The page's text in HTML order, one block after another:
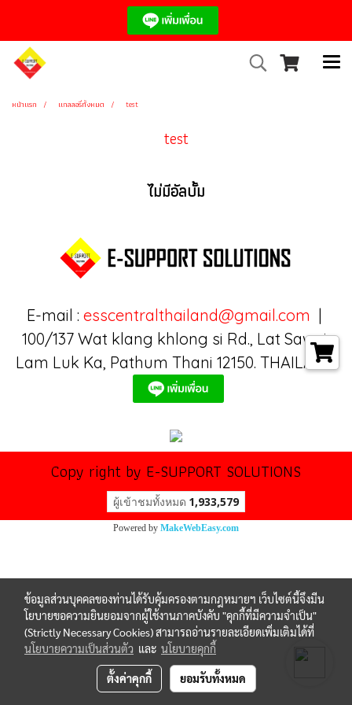
หน้าแรก แกลลอรี่ทั้งหมด test
test
ไม่มีอัลบั้ม
E-mail : esscentralthailand@gmail.com
100/137 Wat klang khlong si Rd., Lat Sawai,
Lam Luk Ka, Pathum Thani 12150. THAILAND
Copy right by E-SUPPORT SOLUTIONS
ผู้เข้าชมวันนี้ 611
Powered by MakeWebEasy.com
ข้อมูลส่วนบุคคลของท่านได้รับคุ้มครองตามกฎหมายฯ เว็บไซต์นี้จึงมีน
โยบายขอความยินยอมจากผู้ใช้งานภาคบังคับ "คุกกี้ที่มีความจำเป็น"
(Strictly Necessary Cookies) สามารถอ่านรายละเอียดเพิ่มเติมได้ที่
นโยบายความเป็นส่วนตัว และ นโยบายคุกกี้
ตั้งค่าคุกกี้ ยอมรับทั้งหมด